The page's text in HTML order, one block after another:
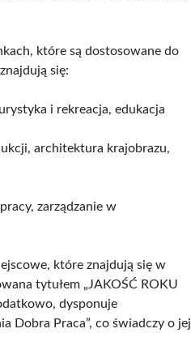
które są dostosowane do
się:
i rekreacja, edukacja
architektura krajobrazu,
zarządzanie w
które znajdują się w
tytułem „JAKOŚĆ ROKU
dysponuje
Dobra Praca”, co świadczy o jej